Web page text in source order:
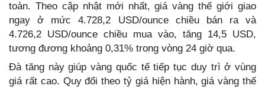
toàn. Theo cập nhật mới nhất, giá vàng thế giới giao
ngay ở mức 4.728,2 USD/ounce chiều bán ra và
4.726,2 USD/ounce chiều mua vào, tăng 14,5 USD,
tương đương khoảng 0,31% trong vòng 24 giờ qua.
Đà tăng này giúp vàng quốc tế tiếp tục duy trì ở vùng
giá rất cao. Quy đổi theo tỷ giá hiện hành, giá vàng thế